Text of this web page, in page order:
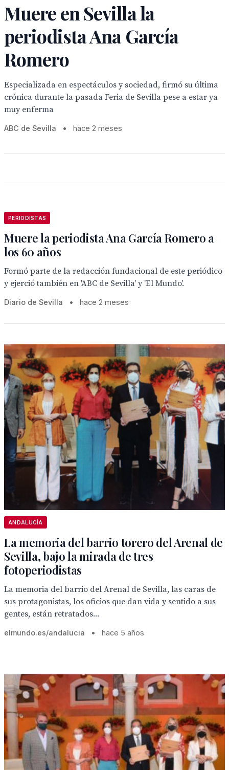
Muere en Sevilla la
periodista Ana García
Romero
Especializada en espectáculos y sociedad, firmó su última
crónica durante la pasada Feria de Sevilla pese a estar ya
muy enferma
ABC de Sevilla • hace 2 meses
PERIODISTAS
Muere la periodista Ana García Romero a
los 60 años
Formó parte de la redacción fundacional de este periódico
y ejerció también en 'ABC de Sevilla' y 'El Mundo'.
Diario de Sevilla • hace 2 meses
ANDALUCÍA
La memoria del barrio torero del Arenal de
Sevilla, bajo la mirada de tres
fotoperiodistas
La memoria del barrio del Arenal de Sevilla, las caras de
sus protagonistas, los oficios que dan vida y sentido a sus
gentes, están retratados...
elmundo.es/andalucia • hace 5 años